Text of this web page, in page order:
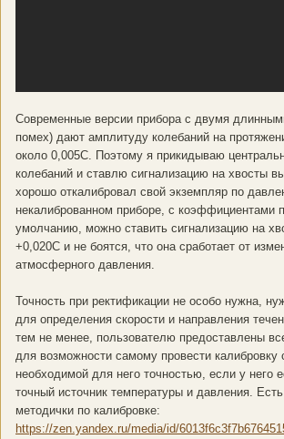
Современные версии прибора с двумя
помех) дают амплитуду колебаний на
около 0,005С. Поэтому я прикидываю
колебаний и ставлю сигнализацию на хвосты
хорошо откалибровал свой экземпляр по
некалиброванном приборе, с коэффициентами
умолчанию, можно ставить сигнализацию на
+0,020С и не боятся, что она сработает от
атмосферного давления.
Точность при ректификации не особо нужна,
для определения скорости и направления
тем не менее, пользователю предоставлены
для возможности самому провести калибровку
необходимой для него точностью, если у него
точный источник температуры и давления. Есть
методички по калибровке:
https://zen.yandex.ru/media/id/